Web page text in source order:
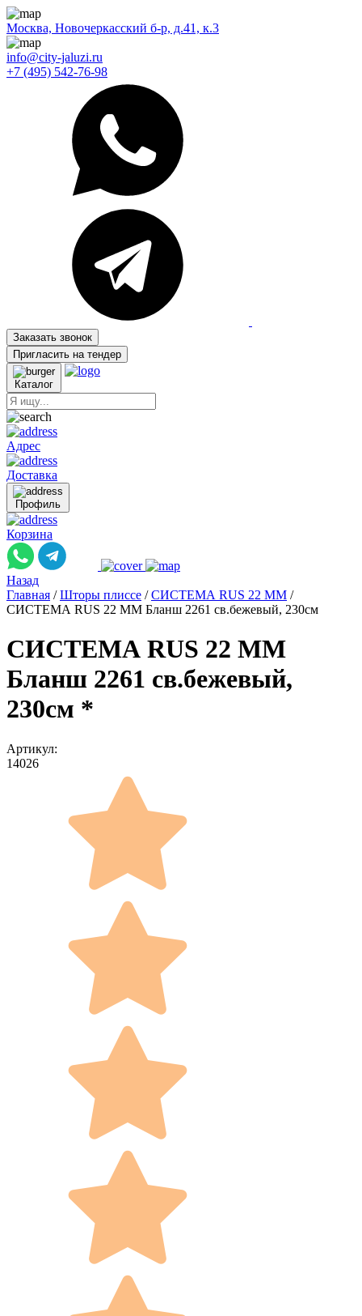
Москва, Новочеркасский б-р, д.41, к.3
info@city-jaluzi.ru
+7 (495) 542-76-98
Заказать звонок
Пригласить на тендер
Каталог
Адрес
Доставка
Профиль
Корзина
Назад
Главная / Шторы плиссе / СИСТЕМА RUS 22 ММ /
СИСТЕМА RUS 22 ММ Бланш 2261 св.бежевый, 230см
СИСТЕМА RUS 22 ММ
Бланш 2261 св.бежевый,
230см *
Артикул:
14026